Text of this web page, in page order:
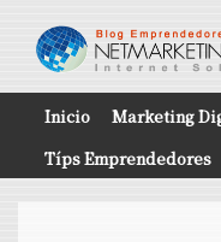
Inicio Marketing
Típs Emprendedores